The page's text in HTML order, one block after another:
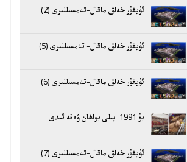
ئۇيغۇر خەلق ماقال-تەمسىللىرى (2)
ئۇيغۇر خەلق ماقال- تەمسىللىرى (5)
ئۇيغۇر خەلق ماقال-تەمسىللىرى (6)
بۇ 1991-يىلى بولغان ۋەقە ئىدى
ئۇيغۇر خەلق ماقال-تەمسىللىرى (7)